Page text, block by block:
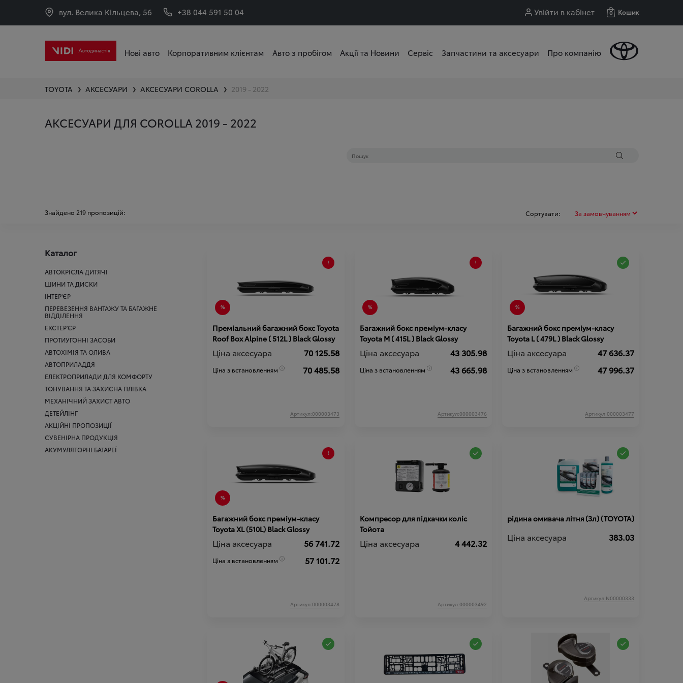
вул. Велика Кільцева, 56 +38 044 591 50 04 Увійти в кабінет 0 Кошик
Нові авто Корпоративним клієнтам Авто з пробігом Акції та Новини Сервіс Запчастини та аксесуари Про компанію
TOYOTA ❯ АКСЕСУАРИ ❯ АКСЕСУАРИ COROLLA ❯ 2019 - 2022
АКСЕСУАРИ ДЛЯ COROLLA 2019 - 2022
Знайдено 219пропозицій: Сортувати:
Каталог
АВТОКРІСЛА ДИТЯЧІ
ШИНИ ТА ДИСКИ
ІНТЕР'ЄР
ПЕРЕВЕЗЕННЯ ВАНТАЖУ ТА БАГАЖНЕ
ВІДДІЛЕННЯ
ЕКСТЕР'ЄР
ПРОТИУГОННІ ЗАСОБИ
АВТОХІМІЯ ТА ОЛИВА
АВТОПРИЛАДДЯ
ЕЛЕКТРОПРИЛАДИ ДЛЯ КОМФОРТУ
ТОНУВАННЯ ТА ЗАХИСНА ПЛІВКА
МЕХАНІЧНИЙ ЗАХИСТ АВТО
ДЕТЕЙЛІНГ
АКЦІЙНІ ПРОПОЗИЦІЇ
СУВЕНІРНА ПРОДУКЦІЯ
АКУМУЛЯТОРНІ БАТАРЕЇ
Преміальний багажний бокс Toyota
Roof Box Alpine ( 512L ) Black Glossy
Ціна аксесуара 70 125.58
Ціна з встановленням 70 485.58
Артикул:000003473
Багажний бокс преміум-класу
Toyota М ( 415L ) Black Glossy
Ціна аксесуара 43 305.98
Ціна з встановленням 43 665.98
Артикул:000003476
Багажний бокс преміум-класу
Toyota L ( 479L ) Black Glossy
Ціна аксесуара 47 636.37
Ціна з встановленням 47 996.37
Артикул:000003477
Багажний бокс преміум-класу
Toyota XL (510L) Black Glossy
Ціна аксесуара 56 741.72
Ціна з встановленням 57 101.72
Артикул:000003478
Компресор для підкачки коліс
Тойота
Ціна аксесуара 4 442.32
Артикул:000003492
рідина омивача літня (3л) (TOYOTA)
Ціна аксесуара 383.03
Артикул:N00000333